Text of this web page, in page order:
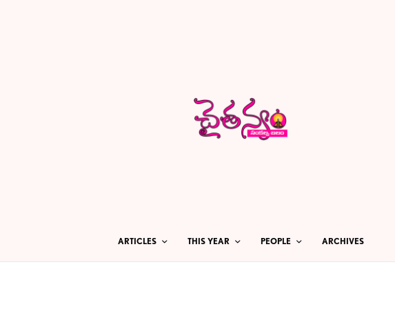
ARTICLES THIS YEAR PEOPLE ARCHIVES